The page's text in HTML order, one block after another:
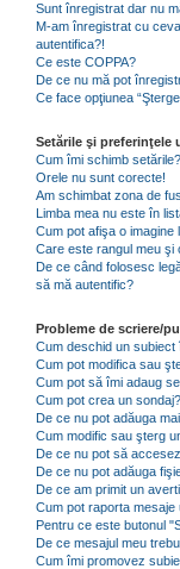
Sunt înregistrat dar nu
M-am înregistrat cu
autentifica?!
Ce este COPPA?
De ce nu mă pot
Ce face opţiunea
Setările şi preferinţele
Cum îmi schimb setările?
Orele nu sunt corecte!
Am schimbat zona de
Limba mea nu este în
Cum pot afişa o imagine
Care este rangul meu şi
De ce când folosesc
să mă autentific?
Probleme de scriere/
Cum deschid un subiect
Cum pot modifica sau
Cum pot să îmi adaug
Cum pot crea un sondaj?
De ce nu pot adăuga
Cum modific sau şterg
De ce nu pot să
De ce nu pot adăuga
De ce am primit un
Cum pot raporta mesaje
Pentru ce este butonul
De ce mesajul meu
Cum îmi promovez